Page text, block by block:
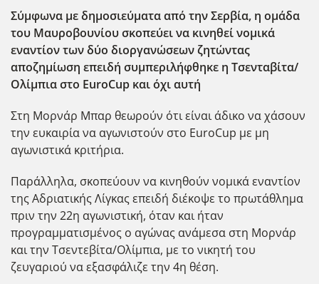
Σύμφωνα με δημοσιεύματα από την Σερβία, η ομάδα
του Μαυροβουνίου σκοπεύει να κινηθεί νομικά
εναντίον των δύο διοργανώσεων ζητώντας
αποζημίωση επειδή συμπεριλήφθηκε η Τσενταβίτα/
Ολίμπια στο EuroCup και όχι αυτή
Στη Μορνάρ Μπαρ θεωρούν ότι είναι άδικο να χάσουν
την ευκαιρία να αγωνιστούν στο EuroCup με μη
αγωνιστικά κριτήρια.
Παράλληλα, σκοπεύουν να κινηθούν νομικά εναντίον
της Αδριατικής Λίγκας επειδή διέκοψε το πρωτάθλημα
πριν την 22η αγωνιστική, όταν και ήταν
προγραμματισμένος ο αγώνας ανάμεσα στη Μορνάρ
και την Τσεντεβίτα/Ολίμπια, με το νικητή του
ζευγαριού να εξασφάλιζε την 4η θέση.